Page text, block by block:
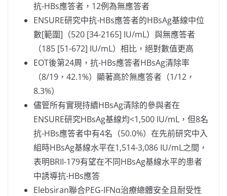
抗-HBs應答者，12例為無應答者
ENSURE研究中抗-HBs應答者的HBsAg基線中位
數[範圍]（520 [34-2165] IU/mL）與無應答者
（185 [51-672] IU/mL）相比，絕對數值更高
EOT後第24周，抗-HBs應答者HBsAg清除率
（8/19，42.1%）顯著高於無應答者（1/12，
8.3%）
儘管所有實現持續HBsAg清除的參與者在
ENSURE研究HBsAg基線均<1,500 IU/mL，但8名
抗-HBs應答者中有4名（50.0%）在先前研究中入
組時HBsAg基線水平在1,514-3,086 IU/mL之間，
表明BRII-179有望在不同HBsAg基線水平的患者
中誘導抗-HBs應答
Elebsiran聯合PEG-IFNα治療總體安全且耐受性